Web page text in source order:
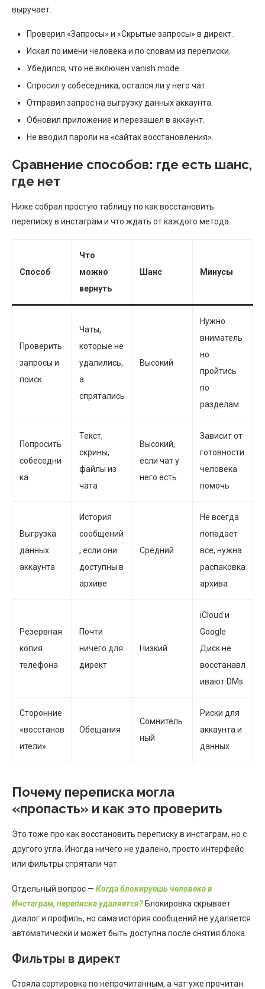
выручает.
Проверил «Запросы» и «Скрытые запросы» в директ.
Искал по имени человека и по словам из переписки.
Убедился, что не включен vanish mode.
Спросил у собеседника, остался ли у него чат.
Отправил запрос на выгрузку данных аккаунта.
Обновил приложение и перезашел в аккаунт.
Не вводил пароли на «сайтах восстановления».
Сравнение способов: где есть шанс,
где нет
Ниже собрал простую таблицу по как восстановить
переписку в инстаграм и что ждать от каждого метода.
Способ
Что
можно
вернуть
Шанс Минусы
Проверить
запросы и
поиск
Чаты,
которые не
удалились,
а
спрятались
Высокий
Нужно
вниматель
но
пройтись
по
разделам
Попросить
собеседни
ка
Текст,
скрины,
файлы из
чата
Высокий,
если чат у
него есть
Зависит от
готовности
человека
помочь
Выгрузка
данных
аккаунта
История
сообщений
, если они
доступны в
архиве
Средний
Не всегда
попадает
все, нужна
распаковка
архива
Резервная
копия
телефона
Почти
ничего для
директ
Низкий
iCloud и
Google
Диск не
восстанавл
ивают DMs
Сторонние
«восстанов
ители»
Обещания
Сомнитель
ный
Риски для
аккаунта и
данных
Почему переписка могла
«пропасть» и как это проверить
Это тоже про как восстановить переписку в инстаграм, но с
другого угла. Иногда ничего не удалено, просто интерфейс
или фильтры спрятали чат.
Отдельный вопрос — Когда блокируешь человека в
Инстаграм, переписка удаляется? Блокировка скрывает
диалог и профиль, но сама история сообщений не удаляется
автоматически и может быть доступна после снятия блока.
Фильтры в директ
Стояла сортировка по непрочитанным, а чат уже прочитан.